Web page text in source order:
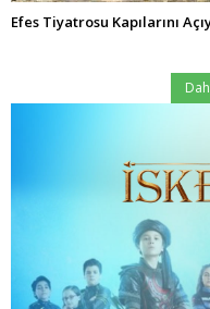
Efes Tiyatrosu Kapılarını